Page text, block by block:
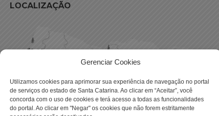
Gerenciar Cookies
Utilizamos cookies para aprimorar sua experiência de navegação no portal
de serviços do estado de Santa Catarina. Ao clicar em “Aceitar”, você
concorda com o uso de cookies e terá acesso a todas as funcionalidades
do portal. Ao clicar em "Negar" os cookies que não forem estritamente
LOCALIZAÇÃO